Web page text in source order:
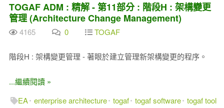
TOGAF ADM : 精解 - 第11部分 : 階段H : 架構變更
管理 (Architecture Change Management)
4165 0 TOGAF
階段H : 架構變更管理 - 著眼於建立管理新架構變更的程序。
...繼續閱讀 »
EA enterprise architecture togaf togaf software togaf tool